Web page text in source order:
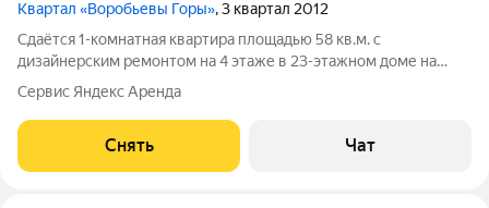
Квартал «Воробьевы Горы», 3 квартал 2012
Сдаётся 1-комнатная квартира площадью 58 кв.м. с
дизайнерским ремонтом на 4 этаже в 23-этажном доме на
срок от 11 месяцев. Из техники есть: Телевизор Духовой шкаф
Стиральная машина Сушильная машина Холодильник
Посудомоечная машина Кондиционер
Сервис Яндекс Аренда
Снять Чат